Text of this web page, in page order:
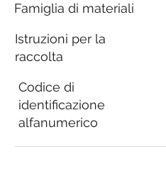
Famiglia di materiali
Istruzioni per la
raccolta
Codice di
identificazione
alfanumerico